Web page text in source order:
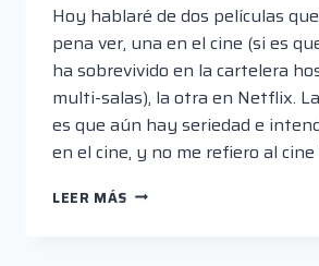
Hoy hablaré de dos películas
pena ver, una en el cine (si es
ha sobrevivido en la cartelera
multi-salas), la otra en Netflix.
es que aún hay seriedad e
en el cine, y no me refiero al cine
LEER MÁS “COLETTE”,